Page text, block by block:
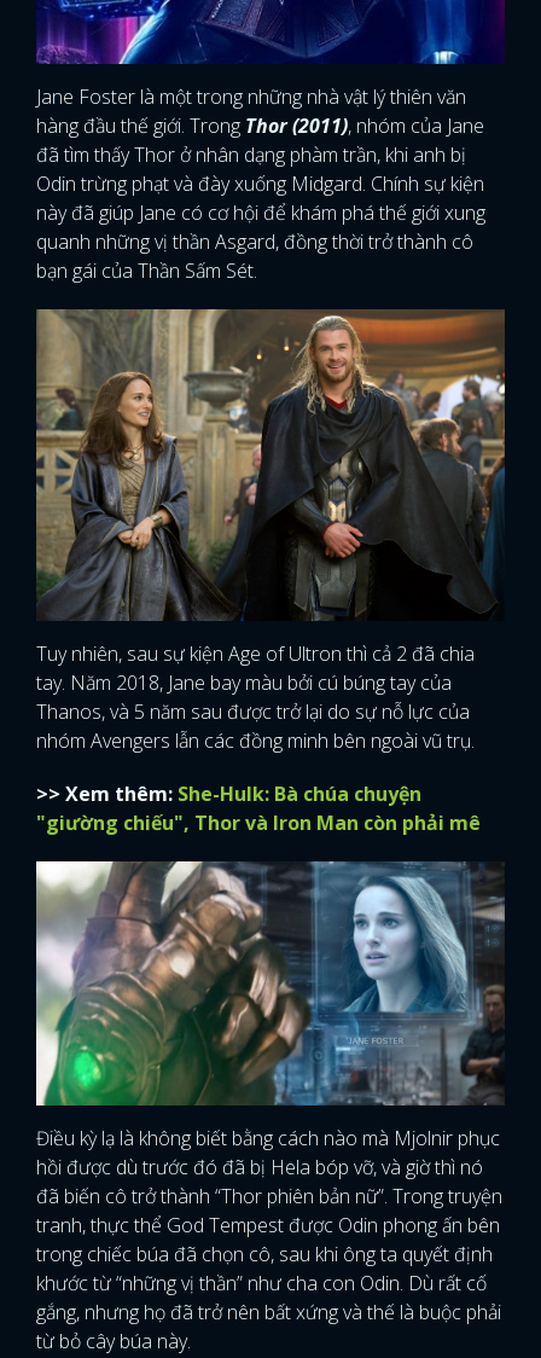
Jane Foster là một trong những nhà vật lý thiên văn
hàng đầu thế giới. Trong Thor (2011), nhóm của Jane
đã tìm thấy Thor ở nhân dạng phàm trần, khi anh bị
Odin trừng phạt và đày xuống Midgard. Chính sự kiện
này đã giúp Jane có cơ hội để khám phá thế giới xung
quanh những vị thần Asgard, đồng thời trở thành cô
bạn gái của Thần Sấm Sét.
Tuy nhiên, sau sự kiện Age of Ultron thì cả 2 đã chia
tay. Năm 2018, Jane bay màu bởi cú búng tay của
Thanos, và 5 năm sau được trở lại do sự nỗ lực của
nhóm Avengers lẫn các đồng minh bên ngoài vũ trụ.
>> Xem thêm: She-Hulk: Bà chúa chuyện
"giường chiếu", Thor và Iron Man còn phải mê
Điều kỳ lạ là không biết bằng cách nào mà Mjolnir phục
hồi được dù trước đó đã bị Hela bóp vỡ, và giờ thì nó
đã biến cô trở thành “Thor phiên bản nữ”. Trong truyện
tranh, thực thể God Tempest được Odin phong ấn bên
trong chiếc búa đã chọn cô, sau khi ông ta quyết định
khước từ “những vị thần” như cha con Odin. Dù rất cố
gắng, nhưng họ đã trở nên bất xứng và thế là buộc phải
từ bỏ cây búa này.